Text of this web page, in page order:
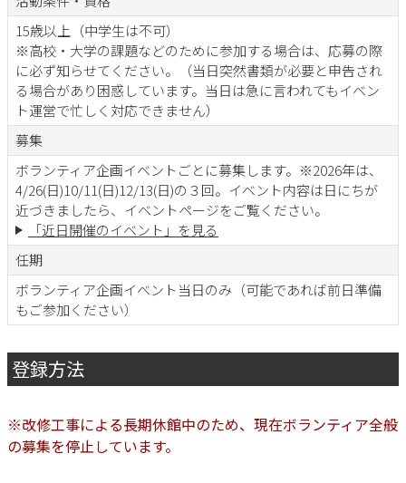
15歳以上（中学生は不可）
※高校・大学の課題などのために参加する場合は、応募の際
に必ず知らせてください。（当日突然書類が必要と申告され
る場合があり困惑しています。当日は急に言われてもイベン
ト運営で忙しく対応できません）
募集
ボランティア企画イベントごとに募集します。※2026年は、
4/26(日)10/11(日)12/13(日)の３回。イベント内容は日にちが
近づきましたら、イベントページをご覧ください。
「近日開催のイベント」を見る
任期
ボランティア企画イベント当日のみ（可能であれば前日準備
もご参加ください）
登録方法
※改修工事による長期休館中のため、現在ボランティア全般
の募集を停止しています。